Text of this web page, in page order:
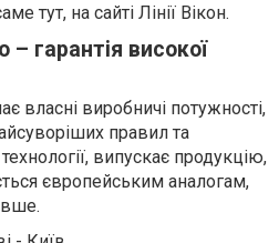
тут, на сайті Лінії Вікон.
гарантія високої
власні виробничі потужності,
правил та
випускає продукцію,
європейським аналогам,